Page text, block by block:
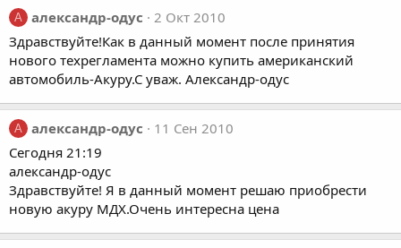
А александр-одус
2 Окт 2010
Здравствуйте!Как в данный момент после принятия
нового техрегламента можно купить американский
автомобиль-Акуру.С уваж. Александр-одус
А александр-одус
11 Сен 2010
Сегодня 21:19
александр-одус
Здравствуйте! Я в данный момент решаю приобрести
новую акуру МДХ.Очень интересна цена